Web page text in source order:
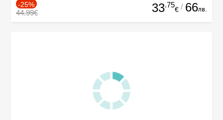
-25%
44.99€ 33.75
€ / 66лв.